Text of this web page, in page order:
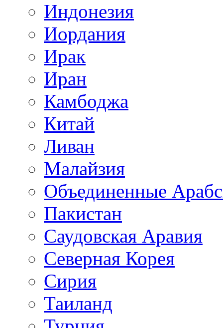
Индонезия
Иордания
Ирак
Иран
Камбоджа
Китай
Ливан
Малайзия
Объединенные
Пакистан
Саудовская Аравия
Северная Корея
Сирия
Таиланд